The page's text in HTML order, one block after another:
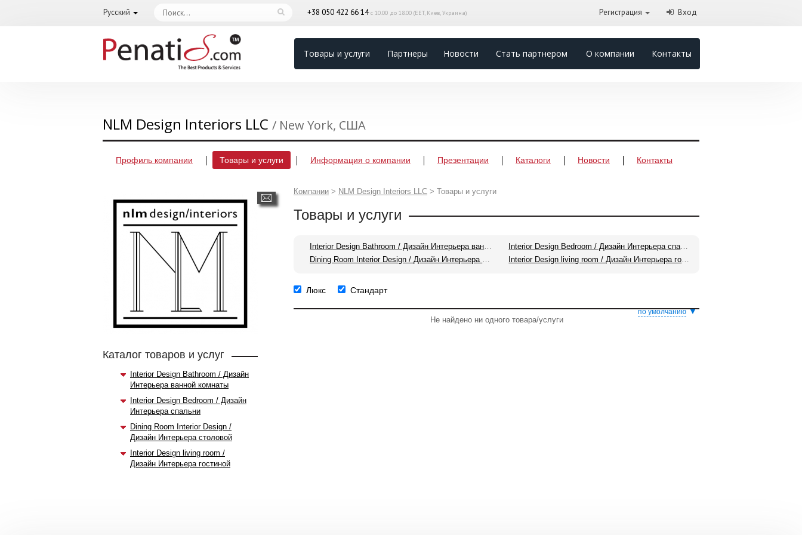
Русский +38 050 422 66 14с 10.00 до 18.00 (EET, Киев, Украина) Регистрация Вход
Товары и услуги Партнеры Новости Стать партнером О компании Контакты
NLM Design Interiors LLC / New York, США
Профиль компании Товары и услуги Информация о компании Презентации Каталоги Новости Контакты
Каталог товаров и услуг
Interior Design Bathroom / Дизайн
Интерьера ванной комнаты
Interior Design Bedroom / Дизайн
Интерьера спальни
Dining Room Interior Design /
Дизайн Интерьера столовой
Interior Design living room /
Дизайн Интерьера гостиной
Компании > NLM Design Interiors LLC > Товары и услуги
Товары и услуги
Interior Design Bathroom / Дизайн Интерьера ванной комнаты
Interior Design Bedroom / Дизайн Интерьера спальни
Dining Room Interior Design / Дизайн Интерьера столовой
Interior Design living room / Дизайн Интерьера гостиной
по умолчанию▼
Люкс Стандарт
Не найдено ни одного товара/услуги